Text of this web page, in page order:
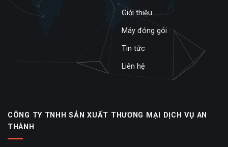
Giới thiệu
Máy đóng gói
Tin tức
Liên hệ
CÔNG TY TNHH SẢN XUẤT THƯƠNG MẠI DỊCH VỤ AN
THÀNH